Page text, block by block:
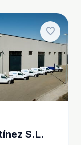
favorite
S.L.